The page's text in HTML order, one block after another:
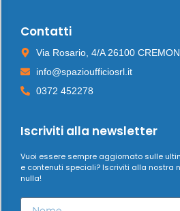
Contatti
Via Rosario, 4/A 26100
info@spazioufficiosrl.it
0372 452278
Iscriviti alla newsletter
Vuoi essere sempre aggiornato sulle
e contenuti speciali? Iscriviti alla nostra
nulla!